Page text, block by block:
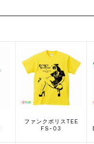
ファンクポリスTEE
FS-03